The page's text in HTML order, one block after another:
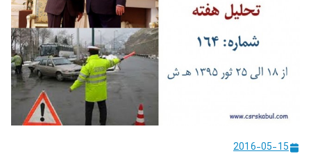
ستراتېژیکو
او سیمه
ییزو څېړنو
مرکز
2016-05-15